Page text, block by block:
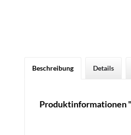
Beschreibung Details
Produktinformationen